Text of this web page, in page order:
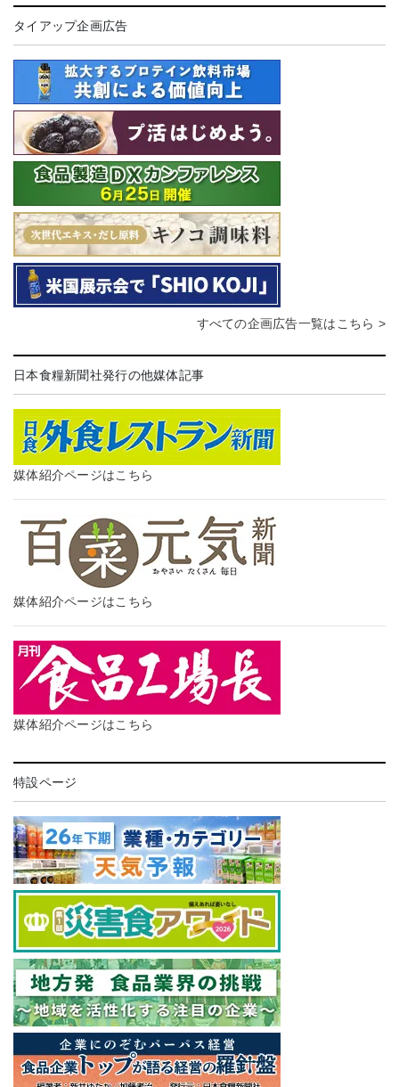
タイアップ企画広告
すべての企画広告一覧はこちら >
日本食糧新聞社発行の他媒体記事
媒体紹介ページはこちら
媒体紹介ページはこちら
媒体紹介ページはこちら
特設ページ